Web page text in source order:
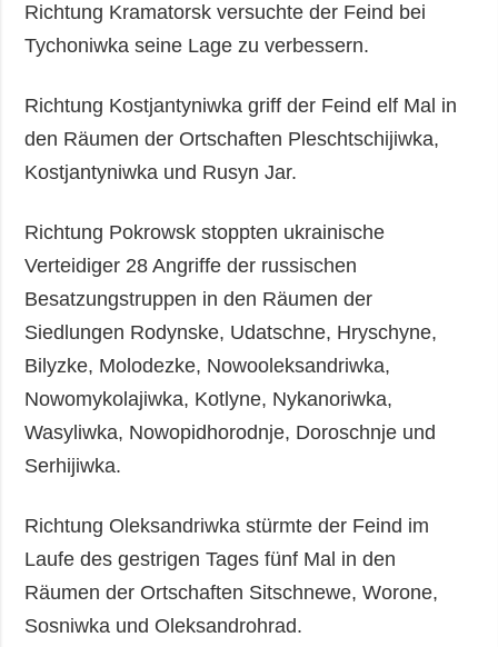
Richtung Kramatorsk versuchte der Feind bei
Tychoniwka seine Lage zu verbessern.
Richtung Kostjantyniwka griff der Feind elf Mal in
den Räumen der Ortschaften Pleschtschijiwka,
Kostjantyniwka und Rusyn Jar.
Richtung Pokrowsk stoppten ukrainische
Verteidiger 28 Angriffe der russischen
Besatzungstruppen in den Räumen der
Siedlungen Rodynske, Udatschne, Hryschyne,
Bilyzke, Molodezke, Nowooleksandriwka,
Nowomykolajiwka, Kotlyne, Nykanoriwka,
Wasyliwka, Nowopidhorodnje, Doroschnje und
Serhijiwka.
Richtung Oleksandriwka stürmte der Feind im
Laufe des gestrigen Tages fünf Mal in den
Räumen der Ortschaften Sitschnewe, Worone,
Sosniwka und Oleksandrohrad.